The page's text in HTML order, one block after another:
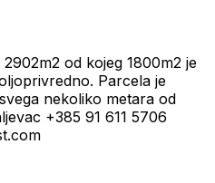
od kojeg 1800m2 je
Parcela je
nekoliko metara od
+385 91 611 5706